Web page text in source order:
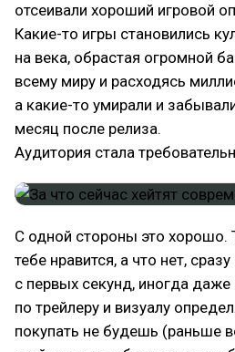
отсеивали хороший игровой
Какие-то игры становились
на века, обрастая огромной
всему миру и расходясь
а какие-то умирали и
месяц после релиза.
Аудитория стала
С одной стороны это хорошо.
тебе нравится, а что нет,
с первых секунд, иногда даже
по трейлеру и визуалу
покупать не будешь (раньше